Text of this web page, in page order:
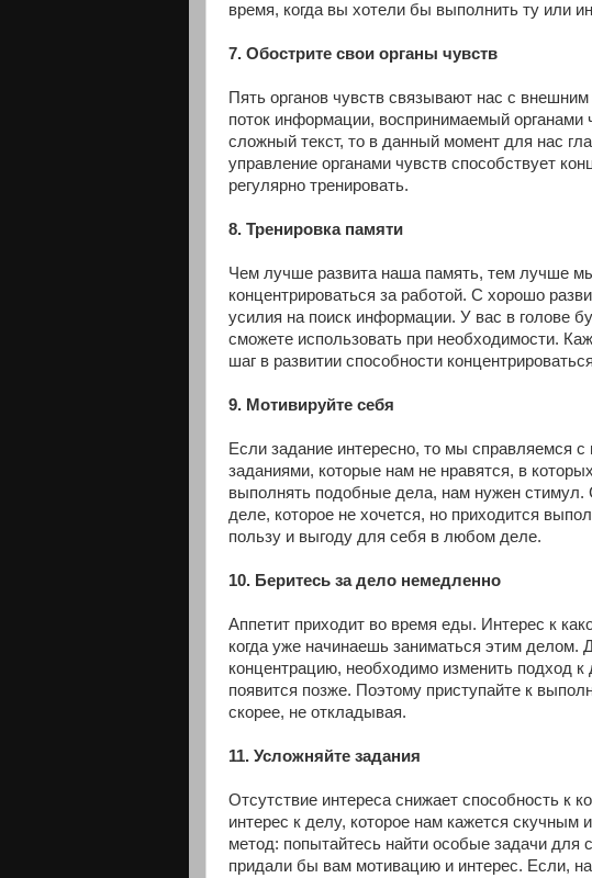
время, когда вы хотели бы выполнить ту или
7. Обострите свои органы чувств
Пять органов чувств связывают нас с
поток информации, воспринимаемый
сложный текст, то в данный момент для нас
управление органами чувств способствует
регулярно тренировать.
8. Тренировка памяти
Чем лучше развита наша память, тем лучше
концентрироваться за работой. С хорошо
усилия на поиск информации. У вас в голове
сможете использовать при необходимости.
шаг в развитии способности
9. Мотивируйте себя
Если задание интересно, то мы справляемся
заданиями, которые нам не нравятся, в
выполнять подобные дела, нам нужен стимул.
деле, которое не хочется, но приходится
пользу и выгоду для себя в любом деле.
10. Беритесь за дело немедленно
Аппетит приходит во время еды. Интерес к
когда уже начинаешь заниматься этим делом.
концентрацию, необходимо изменить подход к
появится позже. Поэтому приступайте к
скорее, не откладывая.
11. Усложняйте задания
Отсутствие интереса снижает способность к
интерес к делу, которое нам кажется
метод: попытайтесь найти особые задачи для
придали бы вам мотивацию и интерес. Если,